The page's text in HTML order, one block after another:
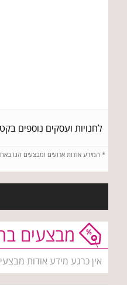
לחנויות ועסקים נוספים
* המידע אודות ארועים ומבצעים הנו
מבצעים
אין כרגע מידע אודות